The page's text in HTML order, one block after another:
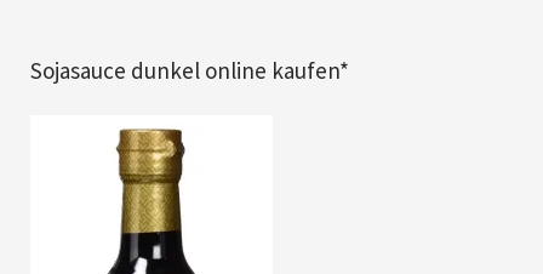
Sojasauce dunkel online kaufen*